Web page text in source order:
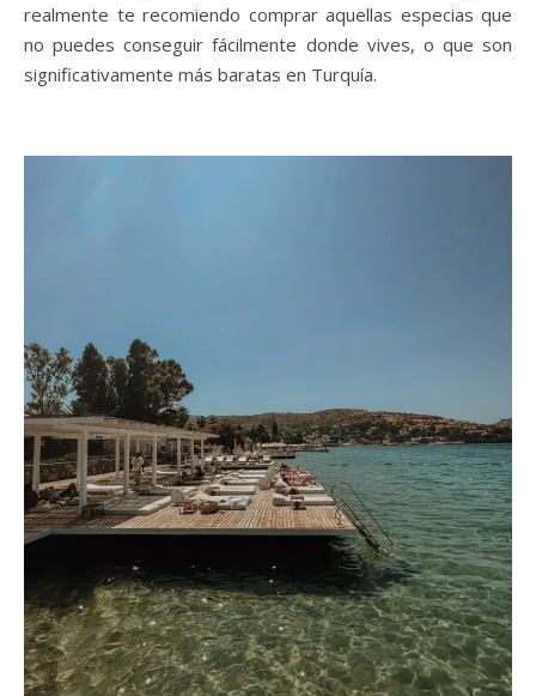
realmente te recomiendo comprar aquellas especias que
no puedes conseguir fácilmente donde vives, o que son
significativamente más baratas en Turquía.